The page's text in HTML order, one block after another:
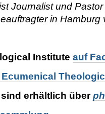
Journalist und
in
Instituteauf
erhältlich über